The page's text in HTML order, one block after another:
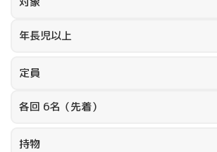
年長児以上
定員
各回 6名（先着）
持物